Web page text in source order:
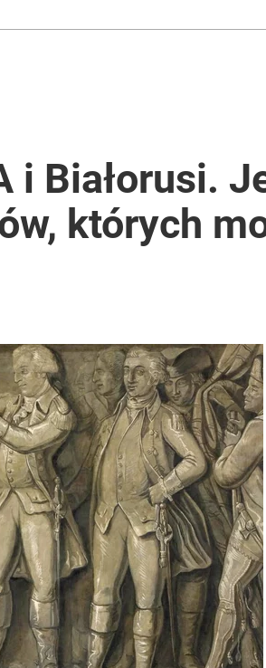
i Białorusi.
których